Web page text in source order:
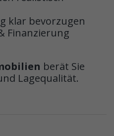
klar bevorzugen
Finanzierung
berät Sie
Lagequalität.